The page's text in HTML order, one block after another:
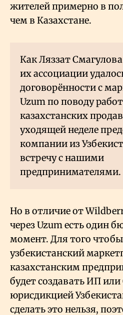
жителей примерно в
чем в Казахстане.
Как Ляззат Смагулова
их ассоциации
договорённости с
Uzum по поводу
казахстанских
уходящей неделе
компании из
встречу с нашими
предпринимателями.
Но в отличие от
через Uzum есть один
момент. Для того
узбекистанский
казахстанским
будет создавать ИП
юрисдикцией
сделать это нельзя,